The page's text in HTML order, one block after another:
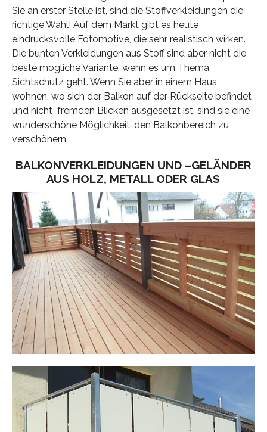
Sie an erster Stelle ist, sind die Stoffverkleidungen die
richtige Wahl! Auf dem Markt gibt es heute
eindrucksvolle Fotomotive, die sehr realistisch wirken.
Die bunten Verkleidungen aus Stoff sind aber nicht die
beste mögliche Variante, wenn es um Thema
Sichtschutz geht. Wenn Sie aber in einem Haus
wohnen, wo sich der Balkon auf der Rückseite befindet
und nicht fremden Blicken ausgesetzt ist, sind sie eine
wunderschöne Möglichkeit, den Balkonbereich zu
verschönern.
BALKONVERKLEIDUNGEN UND –GELÄNDER
AUS HOLZ, METALL ODER GLAS